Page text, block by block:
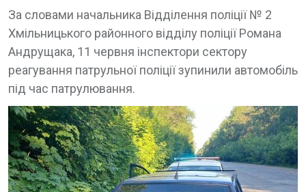
За словами начальника Відділення поліції № 2
Хмільницького районного відділу поліції Романа
Андрущака, 11 червня інспектори сектору
реагування патрульної поліції зупинили автомобіль
під час патрулювання.